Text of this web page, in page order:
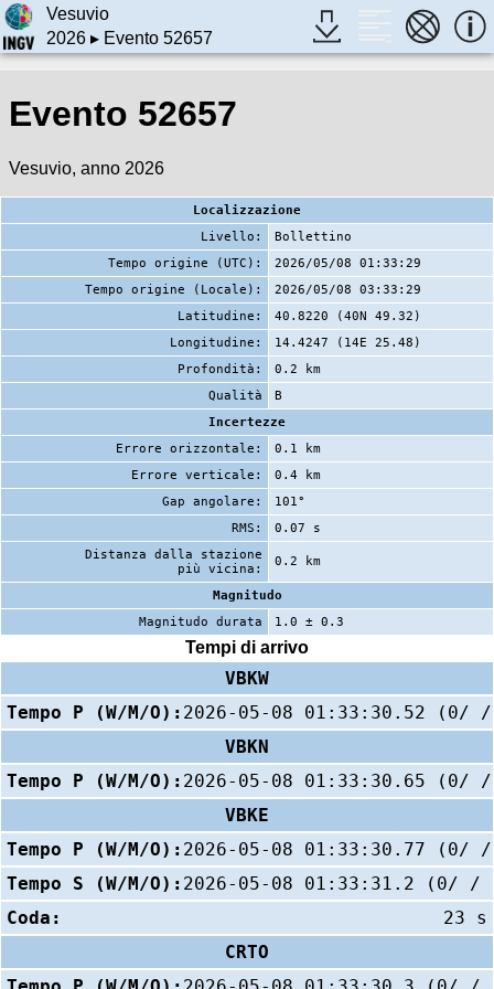
Vesuvio
2026▸ Evento 52657
Evento 52657
Vesuvio, anno 2026
Localizzazione
Livello:
Bollettino
Tempo origine (UTC):
2026/05/08 01:33:29
Tempo origine (Locale):
2026/05/08 03:33:29
Latitudine:
40.8220 (40N 49.32)
Longitudine:
14.4247 (14E 25.48)
Profondità:
0.2 km
Qualità
B
Incertezze
Errore orizzontale:
0.1 km
Errore verticale:
0.4 km
Gap angolare:
101°
RMS:
0.07 s
Distanza dalla stazione
più vicina:
0.2 km
Magnitudo
Magnitudo durata
1.0 ± 0.3
Tempi di arrivo
VBKW
Tempo P (W/M/O): 2026-05-08 01:33:30.52 (0/
VBKN
Tempo P (W/M/O): 2026-05-08 01:33:30.65 (0/
VBKE
Tempo P (W/M/O): 2026-05-08 01:33:30.77 (0/
Tempo S (W/M/O): 2026-05-08 01:33:31.2 (0/ /
Coda:
23 s
CRTO